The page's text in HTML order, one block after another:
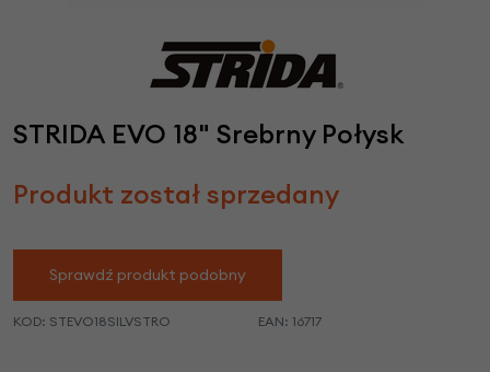
STRIDA EVO 18" Srebrny Połysk
Produkt został sprzedany
Sprawdź produkt podobny
KOD: STEVO18SILVSTRO EAN: 16717